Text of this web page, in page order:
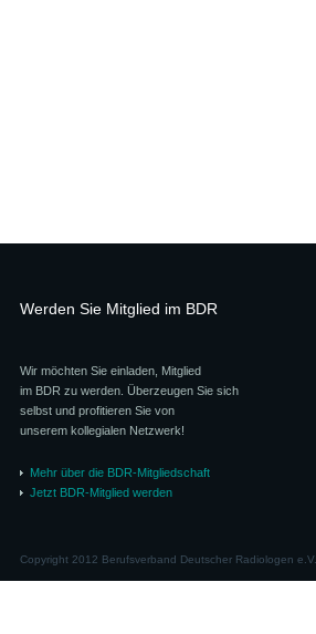
Werden Sie Mitglied im BDR
Wir möchten Sie einladen, Mitglied
im BDR zu werden. Überzeugen Sie sich
selbst und profitieren Sie von
unserem kollegialen Netzwerk!
Mehr über die BDR-Mitgliedschaft
Jetzt BDR-Mitglied werden
Copyright 2012 Berufsverband Deutscher Radiologen e.V.